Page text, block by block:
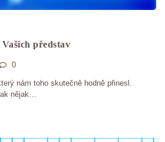
představ
0
nám toho skutečně hodně přinesl.
nějak…